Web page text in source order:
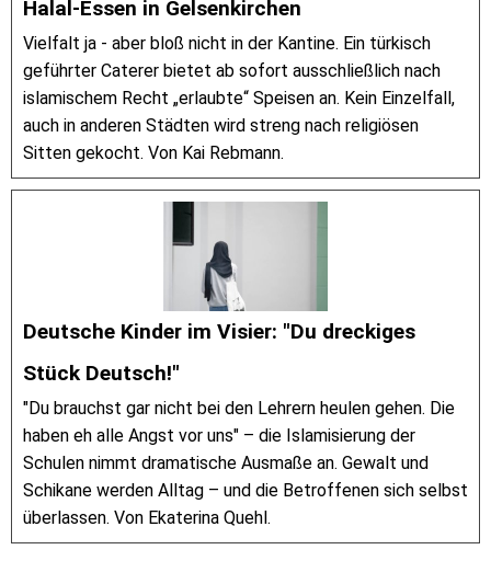
Halal-Essen in Gelsenkirchen
Vielfalt ja - aber bloß nicht in der Kantine. Ein türkisch
geführter Caterer bietet ab sofort ausschließlich nach
islamischem Recht „erlaubte“ Speisen an. Kein Einzelfall,
auch in anderen Städten wird streng nach religiösen
Sitten gekocht. Von Kai Rebmann.
Deutsche Kinder im Visier: "Du dreckiges
Stück Deutsch!"
"Du brauchst gar nicht bei den Lehrern heulen gehen. Die
haben eh alle Angst vor uns" – die Islamisierung der
Schulen nimmt dramatische Ausmaße an. Gewalt und
Schikane werden Alltag – und die Betroffenen sich selbst
überlassen. Von Ekaterina Quehl.